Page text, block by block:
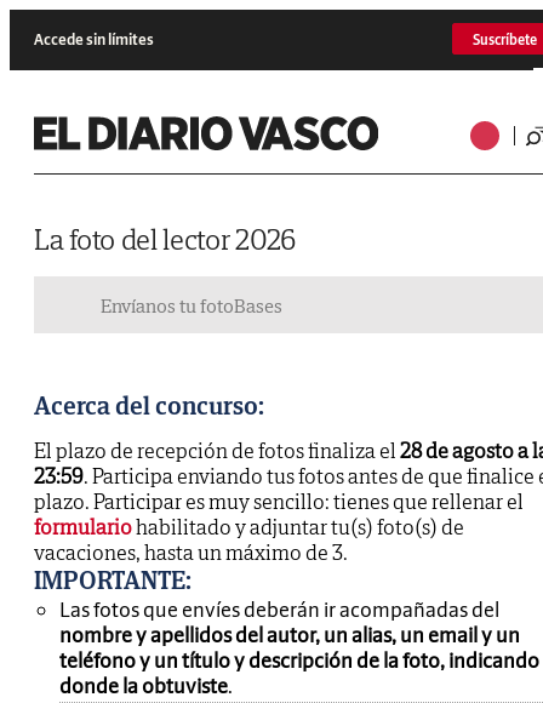
Accede sin límites Suscríbete
La foto del lector 2026
Envíanos tu fotoBases
Acerca del concurso:
El plazo de recepción de fotos finaliza el28 de agosto a
23:59. Participa enviando tus fotos antes de que finalice
plazo. Participar es muy sencillo: tienes que rellenar el
formulariohabilitado y adjuntar tu(s) foto(s) de
vacaciones, hasta un máximo de 3.
IMPORTANTE:
Las fotos que envíes deberán ir acompañadas del
nombre y apellidos del autor, un alias, un email y un
teléfono y un título y descripción de la foto, indicando
donde la obtuviste.